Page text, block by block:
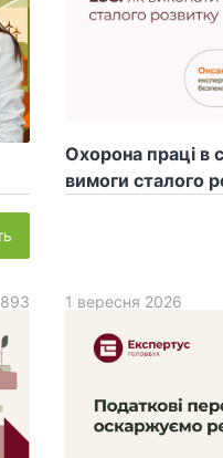
Охорона праці в
вимоги сталого
893 1 вересня 2026